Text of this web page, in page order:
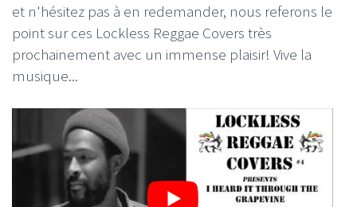
et n'hésitez pas à en redemander, nous referons le
point sur ces Lockless Reggae Covers très
prochainement avec un immense plaisir! Vive la
musique...